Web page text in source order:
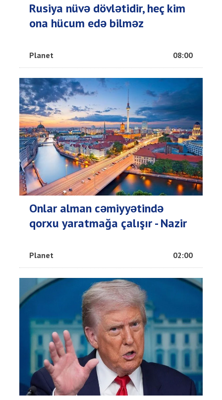
Rusiya nüvə dövlətidir, heç kim
ona hücum edə bilməz
Planet 08:00
Onlar alman cəmiyyətində
qorxu yaratmağa çalışır - Nazir
Planet 02:00